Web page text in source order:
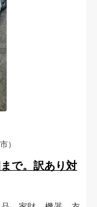
）
で。訳あり対